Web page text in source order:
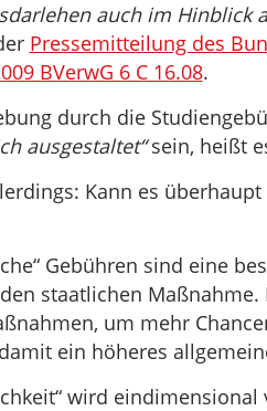
auch im Hinblick
Pressemitteilung des
BVerwG 6 C 16.08.
durch die
ausgestaltet“sein, heißt
Kann es
Gebühren sind eine
staatlichen
um mehr
ein höheres
wird